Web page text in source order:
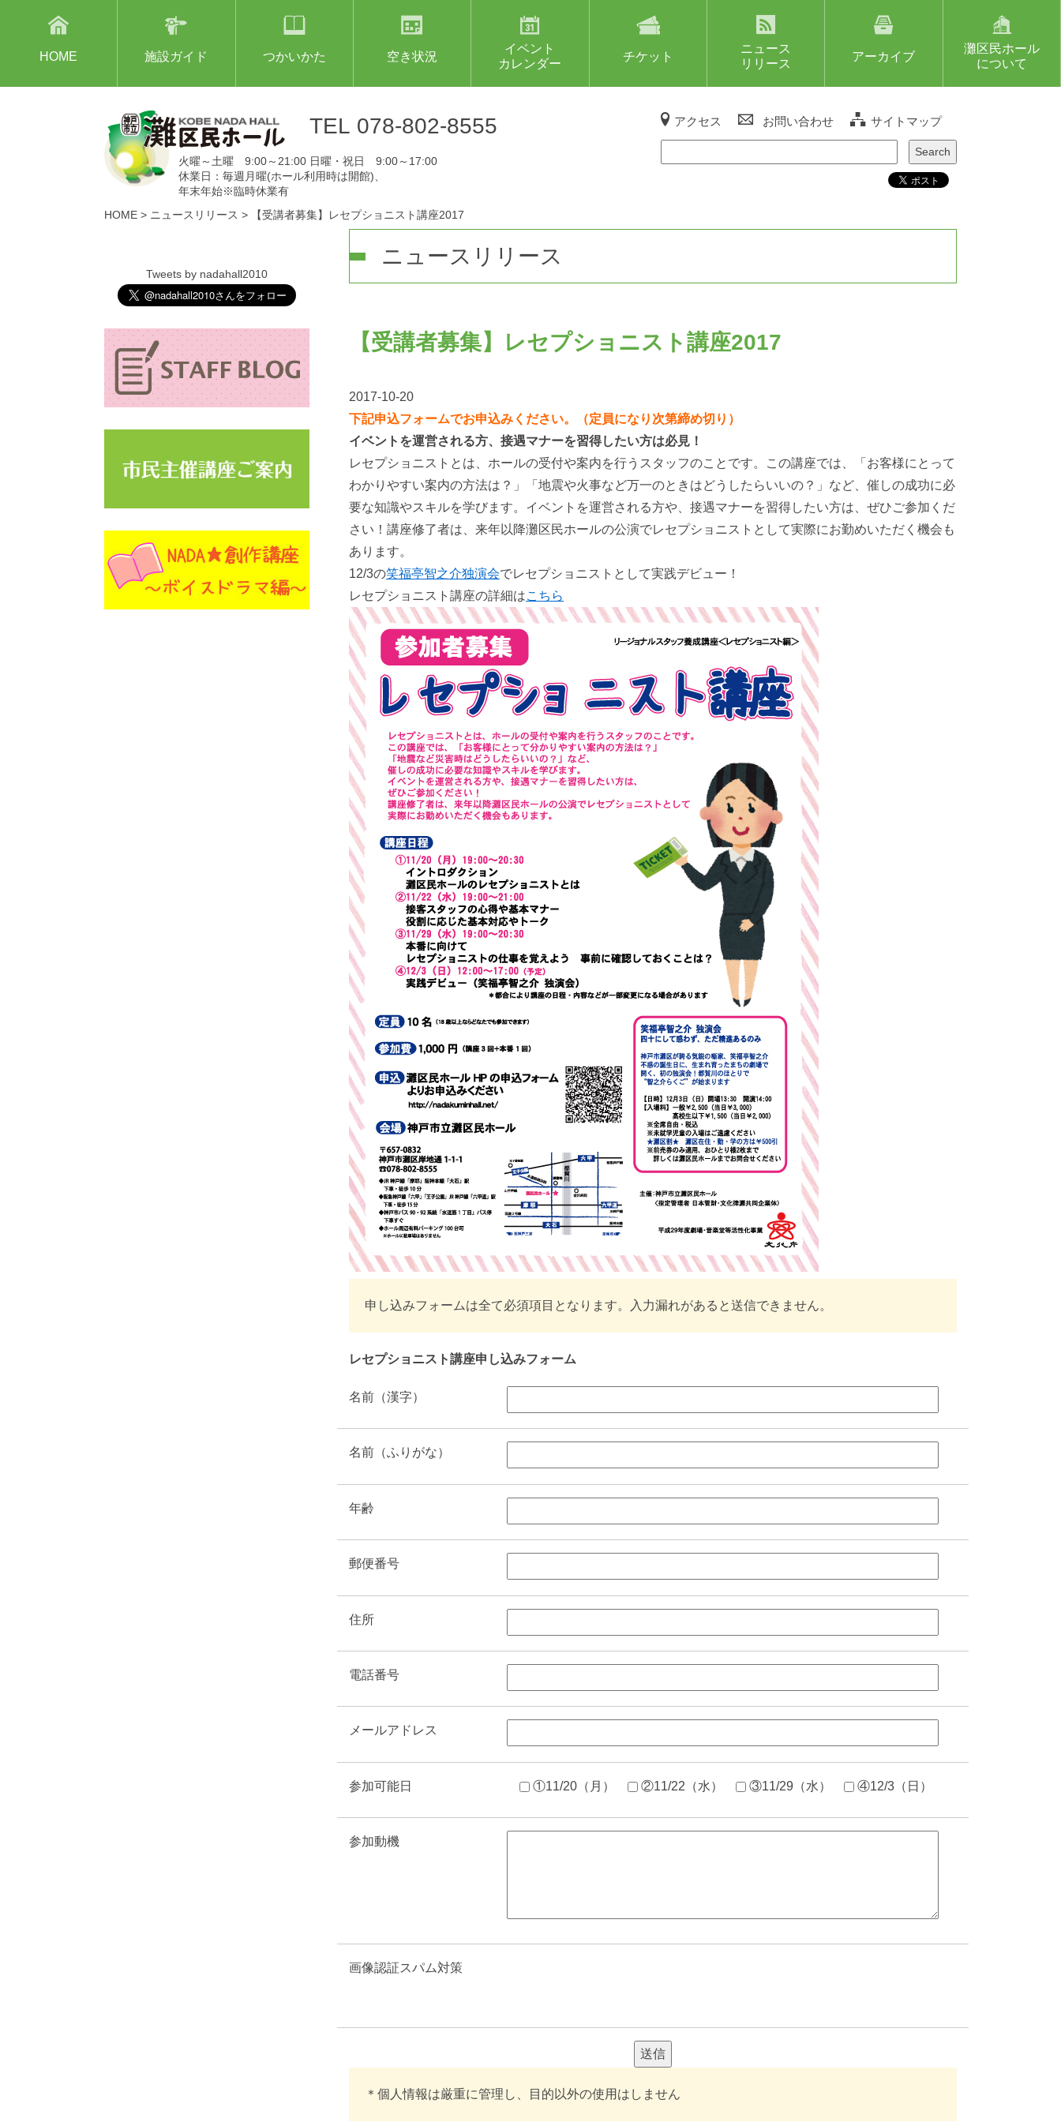
HOME 施設ガイド つかいかた 空き状況
イベント
カレンダー
チケット
ニュース
リリース
アーカイブ
灘区民ホール
について
TEL 078-802-8555
火曜～土曜 9:00～21:00 日曜・祝日 9:00～17:00
休業日：毎週月曜(ホール利用時は開館)、
年末年始※臨時休業有
アクセス お問い合わせ サイトマップ
HOME > ニュースリリース > 【受講者募集】レセプショニスト講座2017
ニュースリリース
【受講者募集】レセプショニスト講座2017
2017-10-20
下記申込フォームでお申込みください。（定員になり次第締め切り）
イベントを運営される方、接遇マナーを習得したい方は必見！
レセプショニストとは、ホールの受付や案内を行うスタッフのことです。この講座では、「お客様にとって
わかりやすい案内の方法は？」「地震や火事など万一のときはどうしたらいいの？」など、催しの成功に必
要な知識やスキルを学びます。イベントを運営される方や、接遇マナーを習得したい方は、ぜひご参加くだ
さい！講座修了者は、来年以降灘区民ホールの公演でレセプショニストとして実際にお勤めいただく機会も
あります。
12/3の笑福亭智之介独演会でレセプショニストとして実践デビュー！
レセプショニスト講座の詳細はこちら
申し込みフォームは全て必須項目となります。入力漏れがあると送信できません。
レセプショニスト講座申し込みフォーム
名前（漢字）
名前（ふりがな）
年齢
郵便番号
住所
電話番号
メールアドレス
参加可能日 ①11/20（月） ②11/22（水） ③11/29（水） ④12/3（日）
参加動機
画像認証スパム対策
＊個人情報は厳重に管理し、目的以外の使用はしません
Tweets by nadahall2010